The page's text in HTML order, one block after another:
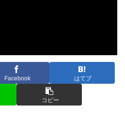
Facebook はてブ
コピー